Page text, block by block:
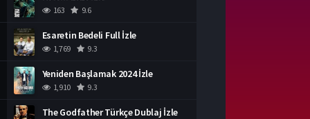
163 9.6
Esaretin Bedeli Full İzle
1,769 9.3
Yeniden Başlamak 2024 İzle
1,910 9.3
The Godfather Türkçe Dublaj İzle